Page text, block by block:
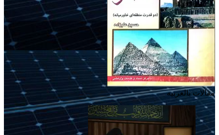
مقالات بالعربیه